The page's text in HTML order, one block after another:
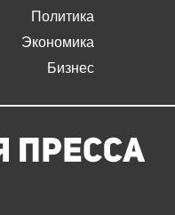
Политика
Экономика
Бизнес